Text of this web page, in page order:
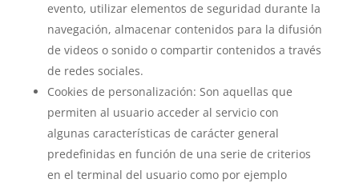
evento, utilizar elementos de seguridad durante la
navegación, almacenar contenidos para la difusión
de videos o sonido o compartir contenidos a través
de redes sociales.
Cookies de personalización: Son aquellas que
permiten al usuario acceder al servicio con
algunas características de carácter general
predefinidas en función de una serie de criterios
en el terminal del usuario como por ejemplo